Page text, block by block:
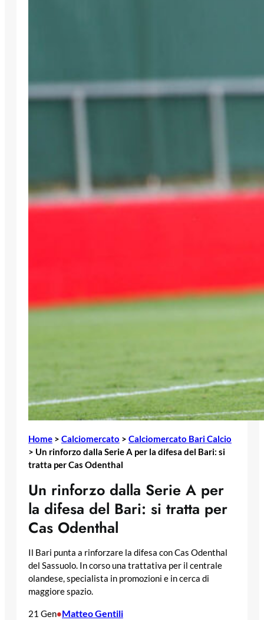
Home > Calciomercato > Calciomercato Bari Calcio
> Un rinforzo dalla Serie A per la difesa del Bari: si
tratta per Cas Odenthal
Un rinforzo dalla Serie A per
la difesa del Bari: si tratta per
Cas Odenthal
Il Bari punta a rinforzare la difesa con Cas Odenthal
del Sassuolo. In corso una trattativa per il centrale
olandese, specialista in promozioni e in cerca di
maggiore spazio.
21 Gen•Matteo Gentili